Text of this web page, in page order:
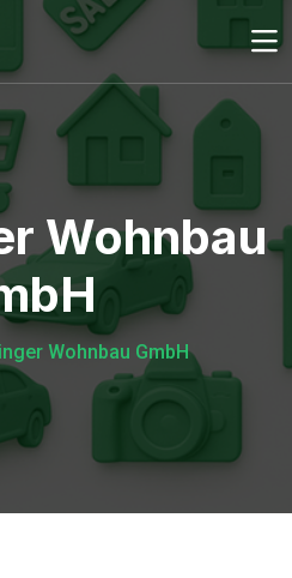
Wohnbau
Wohnbau GmbH